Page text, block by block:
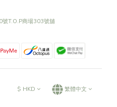
號T.O.P商場303號舖
$ HKD 繁體中文